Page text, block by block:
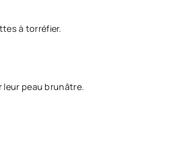
à torréfier.
leur peau brunâtre.